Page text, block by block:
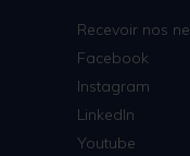
Recevoir nos
Facebook
Instagram
LinkedIn
Youtube